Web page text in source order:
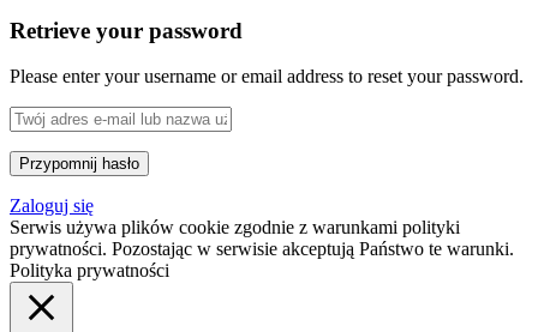
Retrieve your password
Please enter your username or email address to reset your password.
Zaloguj się
Serwis używa plików cookie zgodnie z warunkami polityki
prywatności. Pozostając w serwisie akceptują Państwo te warunki.
Polityka prywatności